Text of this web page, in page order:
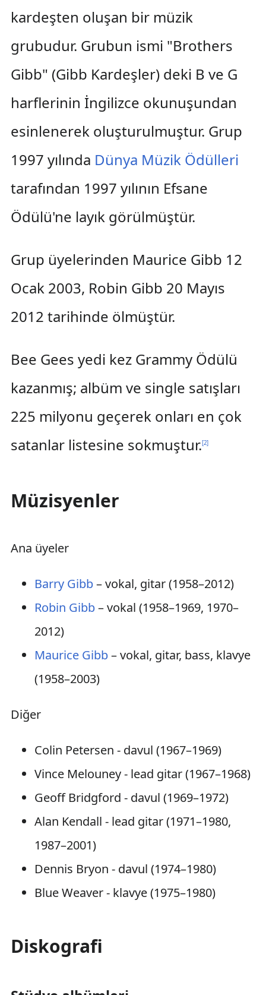
kardeşten oluşan bir müzik
grubudur. Grubun ismi "Brothers
Gibb" (Gibb Kardeşler) deki B ve G
harflerinin İngilizce okunuşundan
esinlenerek oluşturulmuştur. Grup
1997 yılında Dünya Müzik Ödülleri
tarafından 1997 yılının Efsane
Ödülü'ne layık görülmüştür.
Grup üyelerinden Maurice Gibb 12
Ocak 2003, Robin Gibb 20 Mayıs
2012 tarihinde ölmüştür.
Bee Gees yedi kez Grammy Ödülü
kazanmış; albüm ve single satışları
225 milyonu geçerek onları en çok
satanlar listesine sokmuştur.[2]
Müzisyenler
Ana üyeler
Barry Gibb– vokal, gitar(1958–2012)
Robin Gibb– vokal (1958–1969, 1970–
2012)
Maurice Gibb– vokal, gitar, bass, klavye
(1958–2003)
Diğer
Colin Petersen - davul (1967–1969)
Vince Melouney - lead gitar(1967–1968)
Geoff Bridgford - davul (1969–1972)
Alan Kendall - lead gitar(1971–1980,
1987–2001)
Dennis Bryon - davul (1974–1980)
Blue Weaver - klavye(1975–1980)
Diskografi